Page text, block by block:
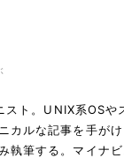
スト。UNIX系OSや
カルな記事を手が
執筆する。マイナビ